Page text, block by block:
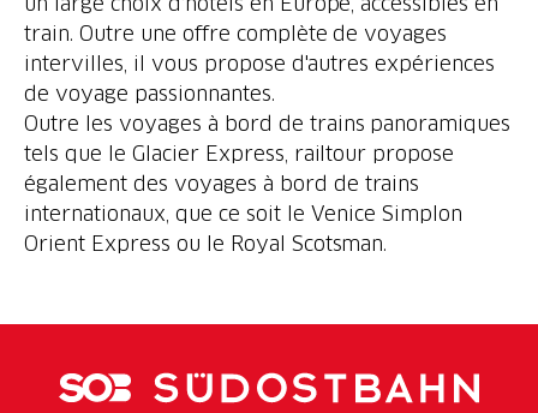
train. Outre une offre complète de voyages
intervilles, il vous propose d'autres expériences
de voyage passionnantes.
Outre les voyages à bord de trains panoramiques
tels que le Glacier Express, railtour propose
également des voyages à bord de trains
internationaux, que ce soit le Venice Simplon
Orient Express ou le Royal Scotsman.